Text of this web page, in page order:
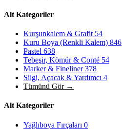
Alt Kategoriler
Kurşunkalem & Grafit 54
Kuru Boya (Renkli Kalem) 846
Pastel 638
Tebeşir, Kömür & Conté 54
Marker & Fineliner378
Silgi, Açacak & Yardımcı 4
Tümünü Gör →
Alt Kategoriler
Yağlıboya Fırçaları 0